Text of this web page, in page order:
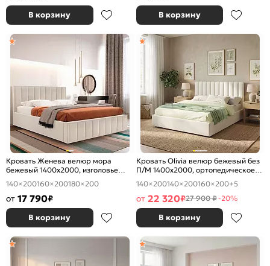
В корзину В корзину
Кровать Женева велюр мора
бежевый 1400x2000, изголовье
мягкое
140×200160×200180×200
от 17 790₽
В корзину
Кровать Olivia велюр бежевый без
П/М 1400x2000, ортопедическое
основание, изголовье мягкое
140×200140×200160×200+5
от 22 320₽27 900 ₽-20%
В корзину